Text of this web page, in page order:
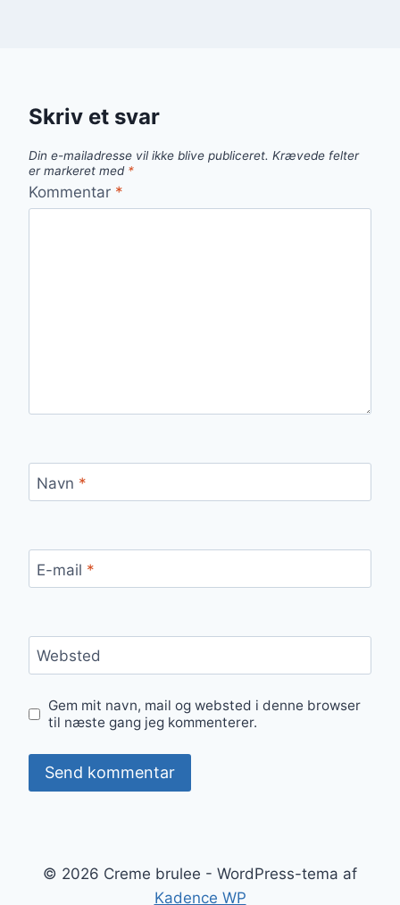
Skriv et svar
Din e-mailadresse vil ikke blive publiceret. Krævede felter
er markeret med *
Kommentar *
Navn *
E-mail *
Websted
Gem mit navn, mail og websted i denne browser
til næste gang jeg kommenterer.
© 2026 Creme brulee - WordPress-tema af
Kadence WP